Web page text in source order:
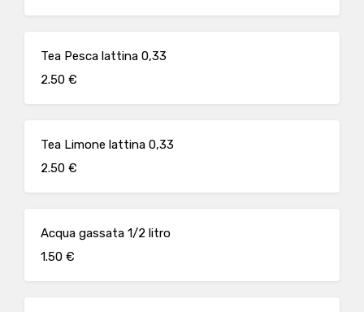
Tea Pesca lattina 0,33
2.50 €
Tea Limone lattina 0,33
2.50 €
Acqua gassata 1/2 litro
1.50 €